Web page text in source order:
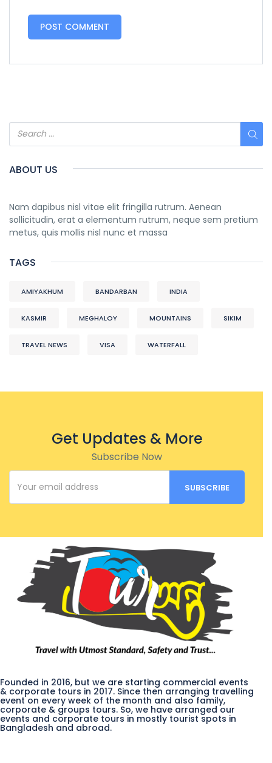
ABOUT US
Nam dapibus nisl vitae elit fringilla rutrum. Aenean
sollicitudin, erat a elementum rutrum, neque sem pretium
metus, quis mollis nisl nunc et massa
TAGS
AMIYAKHUM BANDARBAN INDIA
KASMIR MEGHALOY MOUNTAINS SIKIM
TRAVEL NEWS VISA WATERFALL
Get Updates & More
Subscribe Now
Founded in 2016, but we are starting commercial events
& corporate tours in 2017. Since then arranging travelling
event on every week of the month and also family,
corporate & groups tours. So, we have arranged our
events and corporate tours in mostly tourist spots in
Bangladesh and abroad.